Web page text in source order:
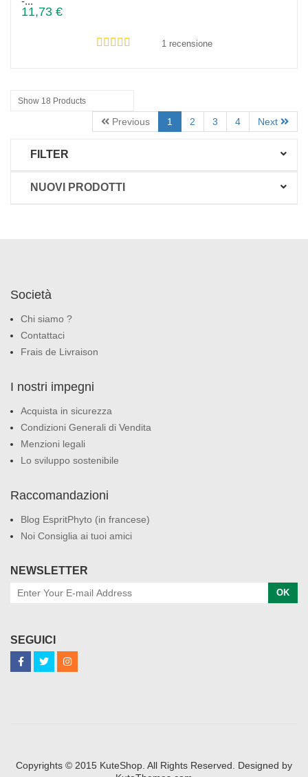
11,73 €
1 recensione
Show 18 Products
Previous 1 2 3 4 Next
FILTER
NUOVI PRODOTTI
Società
Chi siamo ?
Contattaci
Frais de Livraison
I nostri impegni
Acquista in sicurezza
Condizioni Generali di Vendita
Menzioni legali
Lo sviluppo sostenibile
Raccomandazioni
Blog EspritPhyto (in francese)
Noi Consiglia ai tuoi amici
NEWSLETTER
OK
SEGUICI
Copyrights © 2015 KuteShop. All Rights Reserved. Designed by